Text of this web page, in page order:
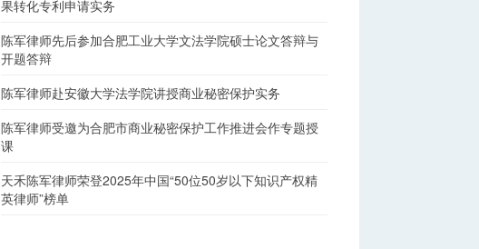
果转化专利申请实务
陈军律师先后参加合肥工业大学文法学院硕士论文答辩与
开题答辩
陈军律师赴安徽大学法学院讲授商业秘密保护实务
陈军律师受邀为合肥市商业秘密保护工作推进会作专题授
课
天禾陈军律师荣登2025年中国“50位50岁以下知识产权精
英律师”榜单